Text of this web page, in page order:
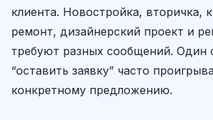
клиента. Новостройка, вторичка,
ремонт, дизайнерский проект и
требуют разных сообщений. Один
“оставить заявку” часто
конкретному предложению.